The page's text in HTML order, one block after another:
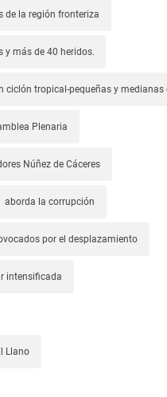
de la región fronteriza
y más de 40 heridos.
ciclón tropical-pequeñas y
Plenaria
Núñez de Cáceres
aborda la corrupción
por el desplazamiento
intensificada
Llano